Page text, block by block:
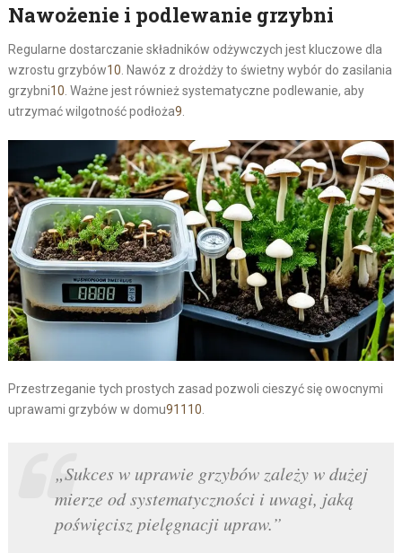
Nawożenie i podlewanie grzybni
Regularne dostarczanie składników odżywczych jest kluczowe dla
wzrostu grzybów10 . Nawóz z drożdży to świetny wybór do zasilania
grzybni10 . Ważne jest również systematyczne podlewanie, aby
utrzymać wilgotność podłoża9
Przestrzeganie tych prostych zasad pozwoli cieszyć się owocnymi
uprawami grzybów w domu911 10
„Sukces w uprawie grzybów zależy w dużej
mierze od systematyczności i uwagi, jaką
poświęcisz pielęgnacji upraw.”